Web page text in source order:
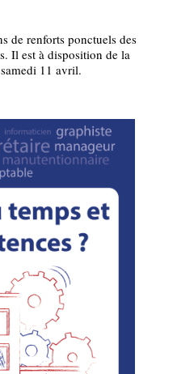
de renforts ponctuels des
Il est à disposition de la
11 avril.